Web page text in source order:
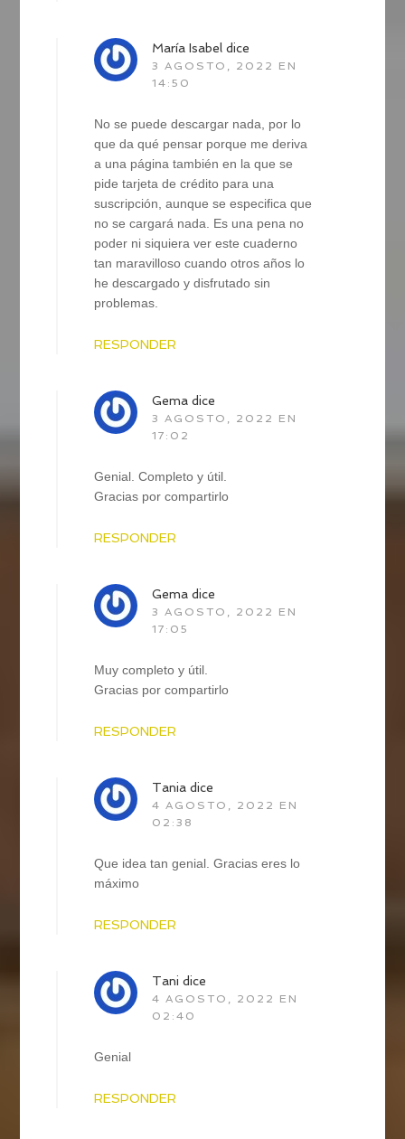
María Isabel dice
3 AGOSTO, 2022 EN
14:50
No se puede descargar nada, por lo
que da qué pensar porque me deriva
a una página también en la que se
pide tarjeta de crédito para una
suscripción, aunque se especifica que
no se cargará nada. Es una pena no
poder ni siquiera ver este cuaderno
tan maravilloso cuando otros años lo
he descargado y disfrutado sin
problemas.
RESPONDER
Gema dice
3 AGOSTO, 2022 EN
17:02
Genial. Completo y útil.
Gracias por compartirlo
RESPONDER
Gema dice
3 AGOSTO, 2022 EN
17:05
Muy completo y útil.
Gracias por compartirlo
RESPONDER
Tania dice
4 AGOSTO, 2022 EN
02:38
Que idea tan genial. Gracias eres lo
máximo
RESPONDER
Tani dice
4 AGOSTO, 2022 EN
02:40
Genial
RESPONDER